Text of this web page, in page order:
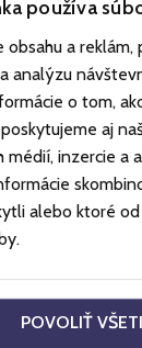
používa
obsahu a
analýzu
o tom,
aj
médií, inzercie a
alebo ktoré
POVOLIŤ
2027
19.
KINDERLAND - NAJVÄČŠIA DETSKÁ IZBA, NÁMESTOVO THE